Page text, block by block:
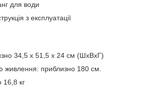
для води
з експлуатації
34,5 x 51,5 x 24 см (ШxВxГ)
живлення: приблизно 180 см.
16,8 кг